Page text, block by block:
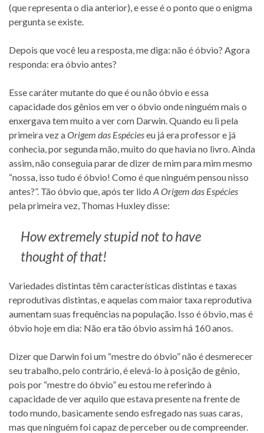
(que representa o dia anterior), e esse é o ponto que o enigma
pergunta se existe.
Depois que você leu a resposta, me diga: não é óbvio? Agora
responda: era óbvio antes?
Esse caráter mutante do que é ou não óbvio e essa
capacidade dos gênios em ver o óbvio onde ninguém mais o
enxergava tem muito a ver com Darwin. Quando eu li pela
primeira vez aOrigem das Espécieseu já era professor e já
conhecia, por segunda mão, muito do que havia no livro. Ainda
assim, não conseguia parar de dizer de mim para mim mesmo
“nossa, isso tudo é óbvio! Como é que ninguém pensou nisso
antes?”. Tão óbvio que, após ter lido A Origem das Espécies
pela primeira vez, Thomas Huxley disse:
How extremely stupid not to have
thought of that!
Variedades distintas têm características distintas e taxas
reprodutivas distintas, e aquelas com maior taxa reprodutiva
aumentam suas frequências na população. Isso é óbvio, mas é
óbvio hoje em dia: Não era tão óbvio assim há 160 anos.
Dizer que Darwin foi um “mestre do óbvio” não é desmerecer
seu trabalho, pelo contrário, é elevá-lo à posição de gênio,
pois por “mestre do óbvio” eu estou me referindo à
capacidade de ver aquilo que estava presente na frente de
todo mundo, basicamente sendo esfregado nas suas caras,
mas que ninguém foi capaz de perceber ou de compreender.